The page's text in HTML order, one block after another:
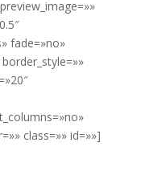
fade=»no»
class=»» id=»»]